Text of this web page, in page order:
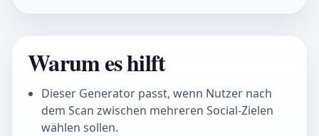
Warum es hilft
Dieser Generator passt, wenn Nutzer nach
dem Scan zwischen mehreren Social-Zielen
wählen sollen.